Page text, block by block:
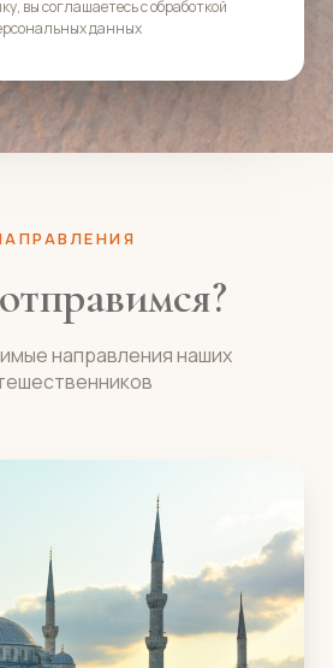
вы соглашаетесь с обработкой
данных
направления наших